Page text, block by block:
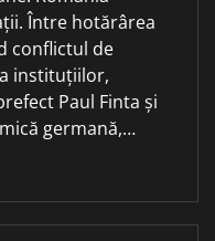
Între hotărârea
conflictul de
instituțiilor,
Paul Finta și
germană,…